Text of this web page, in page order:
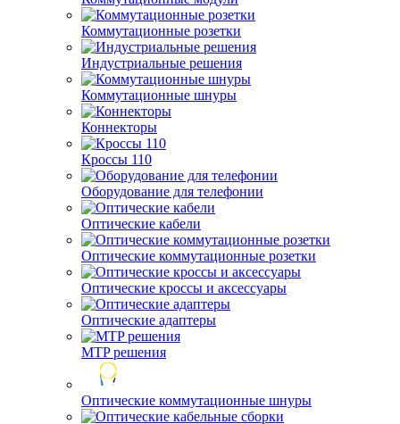
Коммутационные розетки
Индустриальные решения
Коммутационные шнуры
Коннекторы
Кроссы 110
Оборудование для телефонии
Оптические кабели
Оптические коммутационные розетки
Оптические кроссы и аксессуары
Оптические адаптеры
MTP решения
Оптические коммутационные шнуры